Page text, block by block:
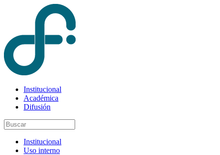
Institucional
Académica
Difusión
Institucional
Uso interno